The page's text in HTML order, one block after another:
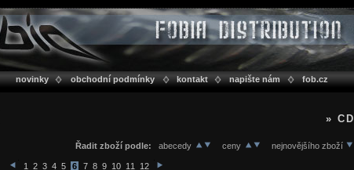
novinky obchodní podmínky kontakt napište nám fob.cz
» CD
Řadit zboží podle:abecedy ceny nejnovějšího zboží
1 2 3 4 5 6 7 8 9 10 11 12